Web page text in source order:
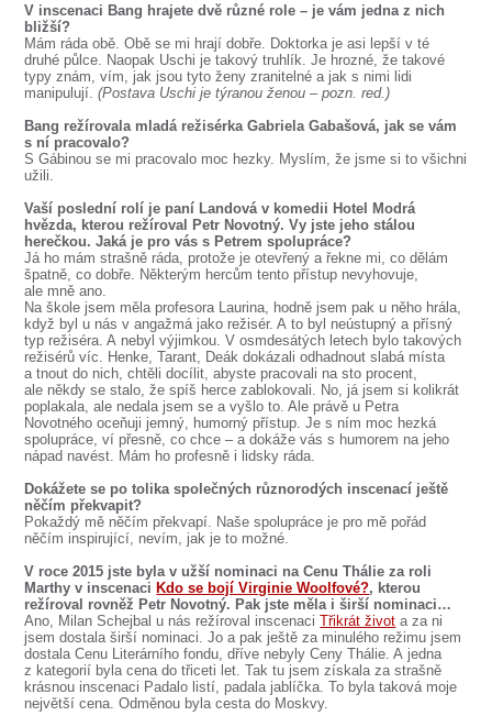
V inscenaci Bang hrajete dvě různé role – je vám jedna z nich
bližší?
Mám ráda obě. Obě se mi hrají dobře. Doktorka je asi lepší v té
druhé půlce. Naopak Uschi je takový truhlík. Je hrozné, že takové
typy znám, vím, jak jsou tyto ženy zranitelné a jak s nimi lidi
manipulují.(Postava Uschi je týranou ženou – pozn. red.)
Bang režírovala mladá režisérka Gabriela Gabašová, jak se vám
s ní pracovalo?
S Gábinou se mi pracovalo moc hezky. Myslím, že jsme si to všichni
užili.
Vaší poslední rolí je paní Landová v komedii Hotel Modrá
hvězda, kterou režíroval Petr Novotný. Vy jste jeho stálou
herečkou. Jaká je pro vás s Petrem spolupráce?
Já ho mám strašně ráda, protože je otevřený a řekne mi, co dělám
špatně, co dobře. Některým hercům tento přístup nevyhovuje,
ale mně ano.
Na škole jsem měla profesora Laurina, hodně jsem pak u něho hrála,
když byl u nás v angažmá jako režisér. A to byl neústupný a přísný
typ režiséra. A nebyl výjimkou. V osmdesátých letech bylo takových
režisérů víc. Henke, Tarant, Deák dokázali odhadnout slabá místa
a tnout do nich, chtěli docílit, abyste pracovali na sto procent,
ale někdy se stalo, že spíš herce zablokovali. No, já jsem si kolikrát
poplakala, ale nedala jsem se a vyšlo to. Ale právě u Petra
Novotného oceňuji jemný, humorný přístup. Je s ním moc hezká
spolupráce, ví přesně, co chce – a dokáže vás s humorem na jeho
nápad navést. Mám ho profesně i lidsky ráda.
Dokážete se po tolika společných různorodých inscenací ještě
něčím překvapit?
Pokaždý mě něčím překvapí. Naše spolupráce je pro mě pořád
něčím inspirující, nevím, jak je to možné.
V roce 2015 jste byla v užší nominaci na Cenu Thálie za roli
Marthy v inscenaci Kdo se bojí Virginie Woolfové?, kterou
režíroval rovněž Petr Novotný. Pak jste měla i širší nominaci…
Ano, Milan Schejbal u nás režíroval inscenaciTřikrát život a za ni
jsem dostala širší nominaci. Jo a pak ještě za minulého režimu jsem
dostala Cenu Literárního fondu, dříve nebyly Ceny Thálie. A jedna
z kategorií byla cena do třiceti let. Tak tu jsem získala za strašně
krásnou inscenaci Padalo listí, padala jablíčka. To byla taková moje
největší cena. Odměnou byla cesta do Moskvy.